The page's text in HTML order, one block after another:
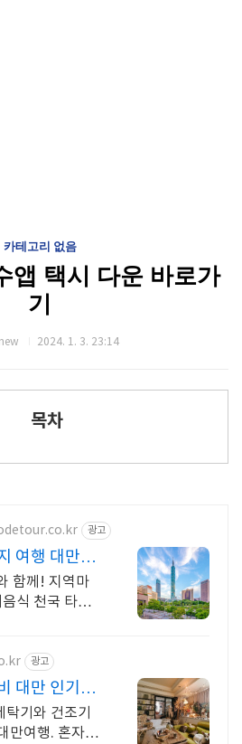
카테고리 없음
앱 택시 다운 바로가
기
2024. 1. 3. 23:14
목차
광고
여행 대만여
어함께! 지역마
식 천국 타이
광고
대만 인기숙
기와 건조기
만여행. 혼자